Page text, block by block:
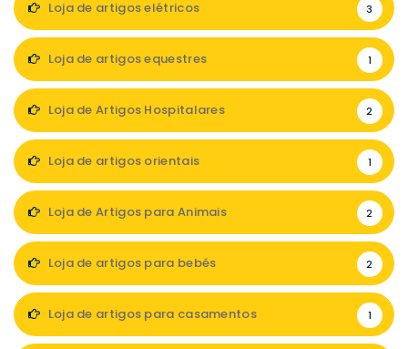
Loja de artigos elétricos 3
Loja de artigos equestres 1
Loja de Artigos Hospitalares 2
Loja de artigos orientais 1
Loja de Artigos para Animais 2
Loja de artigos para bebés 2
Loja de artigos para casamentos 1